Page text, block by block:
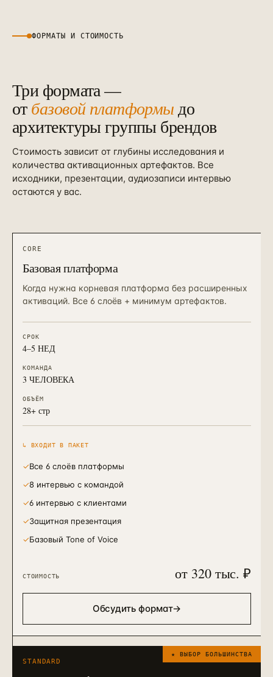
ФОРМАТЫ И СТОИМОСТЬ
Три формата —
отбазовой платформыдо
архитектуры группы брендов
Стоимость зависит от глубины исследования и
количества активационных артефактов. Все
исходники, презентации, аудиозаписи интервью
остаются у вас.
CORE
Базовая платформа
Когда нужна корневая платформа без расширенных
активаций. Все 6 слоёв + минимум артефактов.
СРОК
4–5 НЕД
КОМАНДА
3 ЧЕЛОВЕКА
ОБЪЁМ
28+ стр
↳ ВХОДИТ В ПАКЕТ
✓Все 6 слоёв платформы
✓8 интервью с командой
✓6 интервью с клиентами
✓Защитная презентация
✓Базовый Tone of Voice
СТОИМОСТЬ от 320 тыс. ₽
Обсудить формат→
★ ВЫБОР БОЛЬШИНСТВА
STANDARD